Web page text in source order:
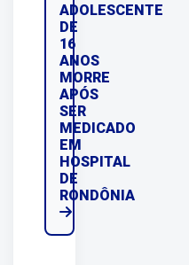
ADOLESCENTE
DE
16
ANOS
MORRE
APÓS
SER
MEDICADO
EM
HOSPITAL
DE
RONDÔNIA